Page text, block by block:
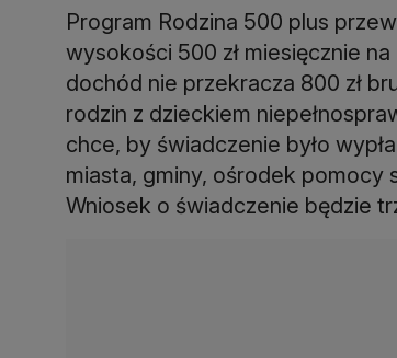
Program Rodzina 500 plus
wysokości 500 zł miesięcznie
dochód nie przekracza 800 zł
rodzin z dzieckiem
chce, by świadczenie było
miasta, gminy, ośrodek pomocy
Wniosek o świadczenie będzie